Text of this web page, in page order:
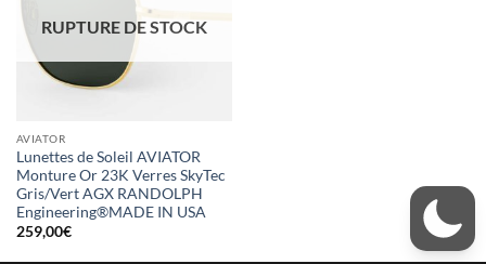
RUPTURE DE STOCK
AVIATOR
Lunettes de Soleil AVIATOR
Monture Or 23K Verres SkyTec
Gris/Vert AGX RANDOLPH
Engineering®MADE IN USA
259,00€